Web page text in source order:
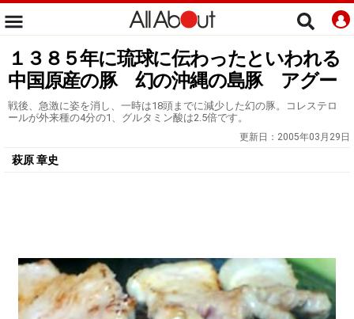
１３８５年に琉球に伝わったといわれる
中国原産の豚 幻の沖縄の島豚 アグー
戦後、急激に姿を消し、一時は18頭までに減少した幻の豚。コレステロ
ールが外来種の4分の1、グルタミン酸は2.5倍です。
更新日： 2005年03月29日
萩原 章史